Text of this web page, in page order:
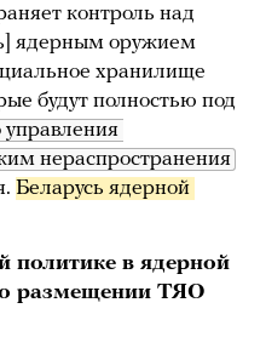
контроль над
ядерным оружием
хранилище
будут полностью под
управления
нераспространения
Беларусь ядерной
политике в ядерной
размещении ТЯО